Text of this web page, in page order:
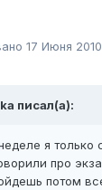
17 Июня 2010
писал(а):
я только
про
потом